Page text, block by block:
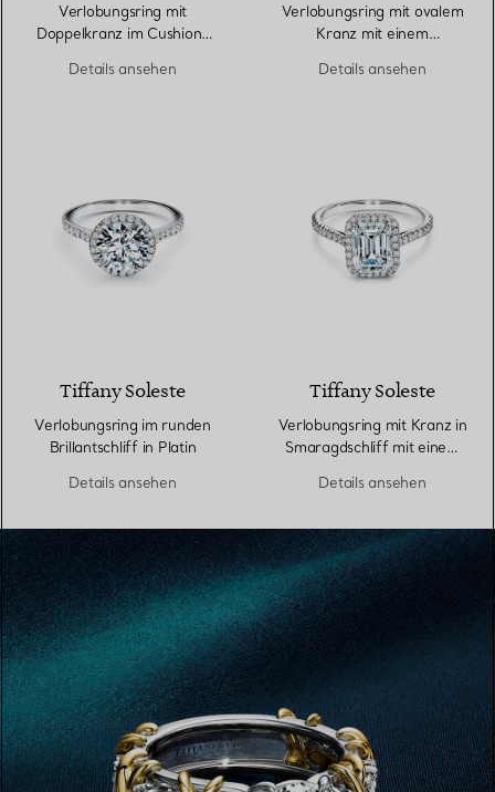
Verlobungsring mit
Doppelkranz im Cushion-
Diamantring in Platin
Details ansehen
Verlobungsring mit ovalem
Kranz mit einem
Details ansehen
Tiffany Soleste
Verlobungsring im runden
Brillantschliff in Platin
Details ansehen
Tiffany Soleste
Verlobungsring mit Kranz in
Smaragdschliff mit einem
Details ansehen